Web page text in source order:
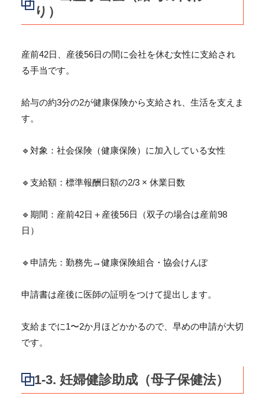
り）
産前42日、 産後56日の間に会社を休む女性に支給され
る手当です。
給与の約3分の2が健康保険から支給され、生活を支えま
す。
🔹対象：社会保険（健康保険）に加入している女性
🔹支給額：標準報酬日額の2/3 × 休業日数
🔹期間：産前42日＋産後56日（双子の場合は産前98
日）
🔹申請先：勤務先→健康保険組合・協会けんぽ
申請書は産後に医師の証明をつけて提出します。
支給までに1〜2か月ほどかかるので、早めの申請が大切
です。
1-3. 妊婦健診助成（母子保健法）